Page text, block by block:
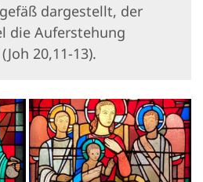
dargestellt, der
die Auferstehung
20,11-13).